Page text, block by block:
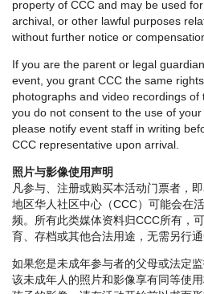
property of CCC and may be used
archival, or other lawful purposes
without further notice or
If you are the parent or legal
event, you grant CCC the same
photographs and video recordings
you do not consent to the use of your
please notify event staff in writing
CCC representative upon arrival.
照片与影像使用声明
凡参与、注册或购买本活动门票者，
地区华人社区中心（CCC）可能会在
频。所有此类媒体资料归CCC所有，
育、存档或其他合法用途，无需另行通
如果您是未成年参与者的父母或法定
该未成年人的照片和影像享有同等使